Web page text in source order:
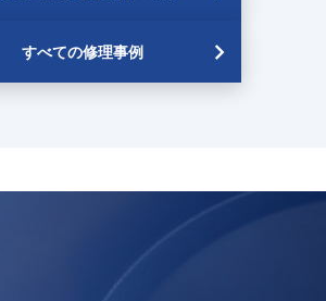
すべての修理事例